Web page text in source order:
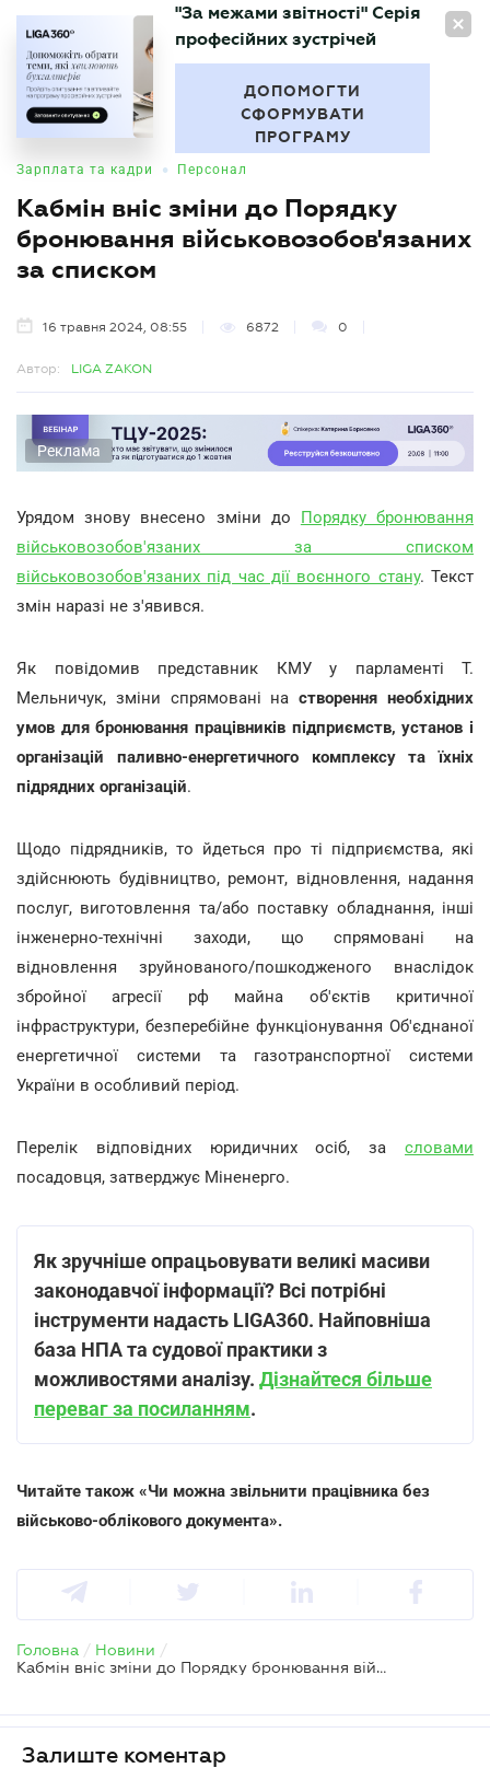
UA
БУХГАЛТЕР
"За межами звітності" Серія
професійних зустрічей
ДОПОМОГТИ
СФОРМУВАТИ
ПРОГРАМУ
Зарплата та кадри • Персонал
Кабмін вніс зміни до Порядку
бронювання військовозобов'язаних
за списком
16 травня 2024, 08:55 6872 0
Автор: LIGA ZAKON
Реклама
Урядом знову внесено зміни до Порядку бронювання
військовозобов'язаних за списком
військовозобов'язаних під час дії воєнного стану. Текст
змін наразі не з'явився.
Як повідомив представник КМУ у парламенті Т.
Мельничук, зміни спрямовані настворення необхідних
умов для бронювання працівників підприємств, установ і
організацій паливно-енергетичного комплексу та їхніх
підрядних організацій.
Щодо підрядників, то йдеться про ті підприємства, які
здійснюють будівництво, ремонт, відновлення, надання
послуг, виготовлення та/або поставку обладнання, інші
інженерно-технічні заходи, що спрямовані на
відновлення зруйнованого/пошкодженого внаслідок
збройної агресії рф майна об'єктів критичної
інфраструктури, безперебійне функціонування Об'єднаної
енергетичної системи та газотранспортної системи
України в особливий період.
Перелік відповідних юридичних осіб, за словами
посадовця, затверджує Міненерго.
Як зручніше опрацьовувати великі масиви
законодавчої інформації? Всі потрібні
інструменти надасть LIGA360. Найповніша
база НПА та судової практики з
можливостями аналізу. Дізнайтеся більше
переваг за посиланням.
Читайте також «Чи можна звільнити працівника без
військово-облікового документа».
Головна / Новини /
Кабмін вніс зміни до Порядку бронювання військовозобов'язаних за списком
Залиште коментар